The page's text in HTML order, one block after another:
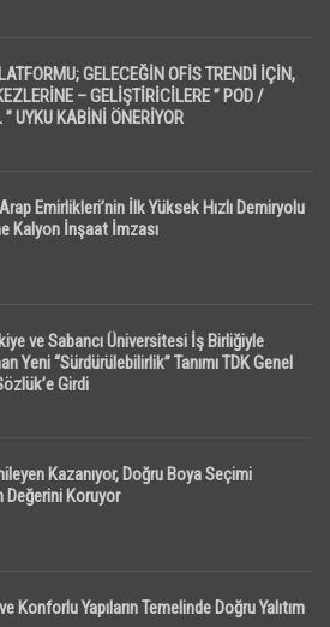
GELECEĞİN OFİS TRENDİ İÇİN,
– GELİŞTİRİCİLERE ” POD /
” UYKU KABİNİ ÖNERİYOR
Emirlikleri’nin İlk Yüksek Hızlı Demiryolu
Kalyon İnşaat İmzası
ve Sabancı Üniversitesi İş Birliğiyle
Yeni “Sürdürülebilirlik” Tanımı TDK Genel
Girdi
Kazanıyor, Doğru Boya Seçimi
Değerini Koruyor
Konforlu Yapıların Temelinde Doğru Yalıtım